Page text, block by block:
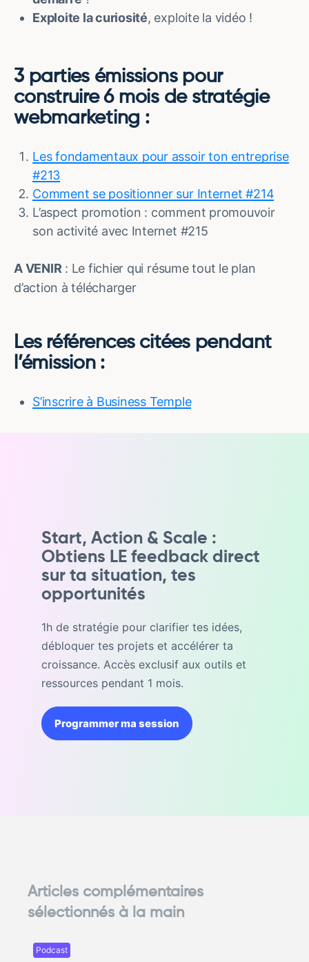
Exploite la curiosité, exploite la vidéo !
3 parties émissions pour
construire 6 mois de stratégie
webmarketing :
Les fondamentaux pour assoir ton entreprise
#213
Comment se positionner sur Internet #214
L’aspect promotion : comment promouvoir
son activité avec Internet #215
A VENIR : Le fichier qui résume tout le plan
d’action à télécharger
Les références citées pendant
l’émission :
S’inscrire à Business Temple
Start, Action & Scale :
Obtiens LE feedback direct
sur ta situation, tes
opportunités
1h de stratégie pour clarifier tes idées,
débloquer tes projets et accélérer ta
croissance. Accès exclusif aux outils et
ressources pendant 1 mois.
Programmer ma session
Articles complémentaires
sélectionnés à la main
Podcast